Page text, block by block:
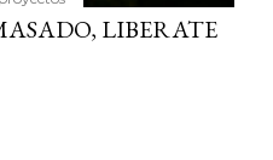
LIBERATE